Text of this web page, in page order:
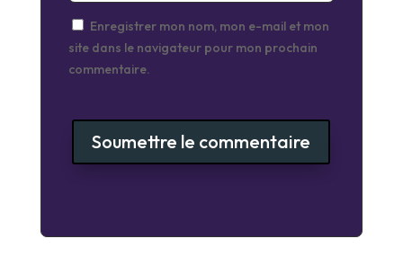
Enregistrer mon nom, mon e-mail et mon
site dans le navigateur pour mon prochain
commentaire.
Soumettre le commentaire